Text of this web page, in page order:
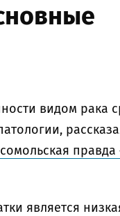
видом рака
является